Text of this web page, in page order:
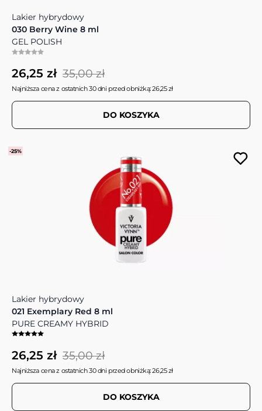
Lakier hybrydowy
030 Berry Wine 8 ml
GEL POLISH
26,25 zł 35,00 zł
Najniższa cena z ostatnich 30 dni przed obniżką: 26,25 zł
DO KOSZYKA
-25%
Lakier hybrydowy
021 Exemplary Red 8 ml
PURE CREAMY HYBRID
26,25 zł 35,00 zł
Najniższa cena z ostatnich 30 dni przed obniżką: 26,25 zł
DO KOSZYKA